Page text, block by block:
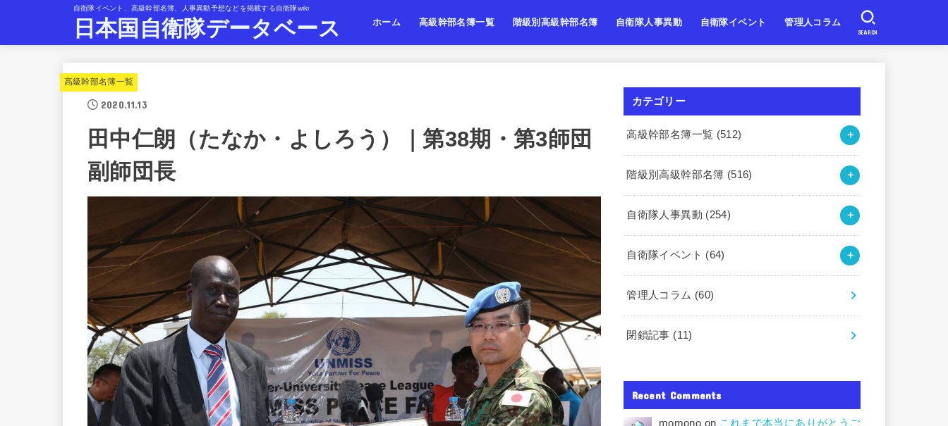
自衛隊イベント、高級幹部名簿、人事異動予想などを掲載する自衛隊wiki
日本国自衛隊データベース ホーム 高級幹部名簿一覧 階級別高級幹部名簿 自衛隊人事異動 自衛隊イベント 管理人コラム
SEARCH
高級幹部名簿一覧
2020.11.13
田中仁朗（たなか・よしろう）｜第38期・第3師団
副師団長
カテゴリー
高級幹部名簿一覧 (512)
階級別高級幹部名簿 (516)
自衛隊人事異動 (254)
自衛隊イベント (64)
管理人コラム (60)
閉鎖記事 (11)
Recent Comments
momono on これまで本当にありがとうご